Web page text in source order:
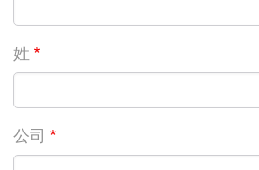
姓
公司